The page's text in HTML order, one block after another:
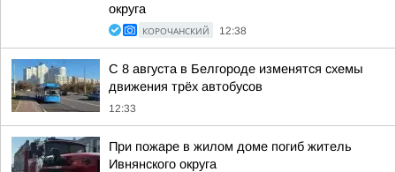
округа
КОРОЧАНСКИЙ 12:38
С 8 августа в Белгороде изменятся схемы
движения трёх автобусов
12:33
При пожаре в жилом доме погиб житель
Ивнянского округа